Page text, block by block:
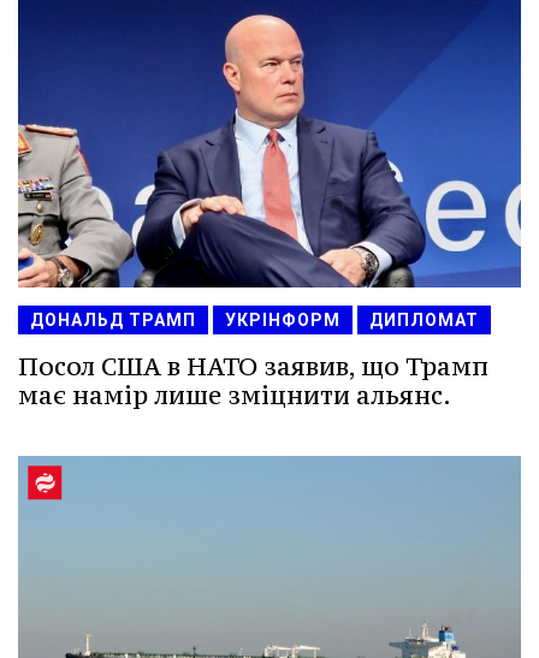
ДОНАЛЬД ТРАМП УКРІНФОРМ ДИПЛОМАТ
Посол США в НАТО заявив, що Трамп
має намір лише зміцнити альянс.